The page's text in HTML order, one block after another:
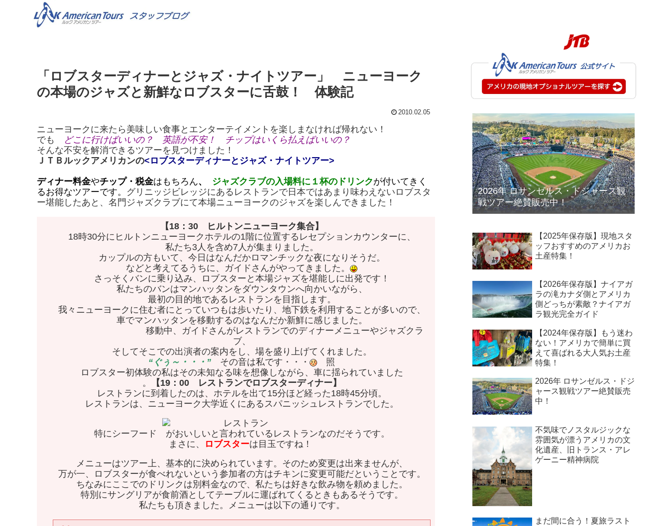
「ロブスターディナーとジャズ・ナイトツアー」 ニューヨーク
の本場のジャズと新鮮なロブスターに舌鼓！ 体験記
2010.02.05
ニューヨークに来たら美味しい食事とエンターテイメントを楽しまなければ帰れない！
でも
どこに行けばいいの？ 英語が不安！ チップはいくら払えばいいの？
そんな不安を解消できるツアーを見つけました！
ＪＴＢルックアメリカンの<ロブスターディナーとジャズ・ナイトツアー>
ディナー料金やチップ・税金はもちろん、 ジャズクラブの入場料に１杯のドリンクが付いてきく
るお得なツアーです。 グリニッジビレッジにあるレストランで日本ではあまり味わえないロブスタ
ー堪能したあと、名門ジャズクラブにて本場ニューヨークのジャズを楽しんできました！
【18：30 ヒルトンニューヨーク集合】
18時30分にヒルトンニューヨークホテルの1階に位置するレセプションカウンターに、
私たち3人を含め7人が集まりました。
カップルの方もいて、今日はなんだかロマンチックな夜になりそうだ。
などと考えてるうちに、ガイドさんがやってきました。
さっそくバンに乗り込み、ロブスターと本場ジャズを堪能しに出発です！
私たちのバンはマンハッタンをダウンタウンへ向かいながら、
最初の目的地であるレストランを目指します。
我々ニューヨークに住む者にとっていつもは歩いたり、地下鉄を利用することが多いので、
車でマンハッタンを移動するのはなんだか新鮮に感じました。
移動中、ガイドさんがレストランでのディナーメニューやジャズクラ
ブ、
そしてそこでの出演者の案内をし、場を盛り上げてくれました。
“ぐぅ～・・・” その音は私です・・・
照
ロブスター初体験の私はその未知なる味を想像しながら、車に揺られていました
。
【19：00 レストランでロブスターディナー】
レストランに到着したのは、ホテルを出て15分ほど経った18時45分頃。
レストランは、ニューヨーク大学近くにあるスパニッシュレストランでした。
特にシーフード がおいしいと言われているレストランなのだそうです。
まさに、
ロブスターは目玉ですね！
メニューはツアー上、基本的に決められています。そのため変更は出来ませんが、
万が一、ロブスターが食べれないという参加者の方はチキンに変更可能だということです。
ちなみにここでのドリンクは別料金なので、私たちは好きな飲み物を頼めました。
特別にサングリアが食前酒としてテーブルに運ばれてくるときもあるそうです。
私たちも頂きました。メニューは以下の通りです。
2026年 ロサンゼルス・ドジャース観
戦ツアー絶賛販売中！
【2025年保存版】現地スタ
ッフおすすめのアメリカお
土産特集！
【2026年保存版】ナイアガ
ラの滝カナダ側とアメリカ
側どっちが素敵？ナイアガ
ラ観光完全ガイド
【2024年保存版】もう迷わ
ない！アメリカで簡単に買
えて喜ばれる大人気お土産
特集！
2026年 ロサンゼルス・ドジ
ャース観戦ツアー絶賛販売
中！
不気味でノスタルジックな
雰囲気が漂うアメリカの文
化遺産、旧トランス・アレ
ゲーニー精神病院
まだ間に合う！夏旅ラスト